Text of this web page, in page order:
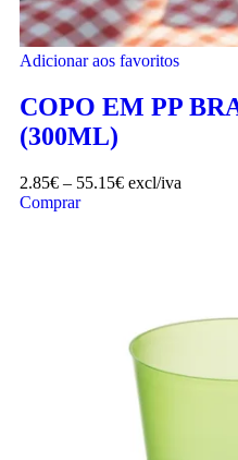
Adicionar aos favoritos
COPO EM PP
(300ML)
2.85€ – 55.15€ excl/iva
Comprar